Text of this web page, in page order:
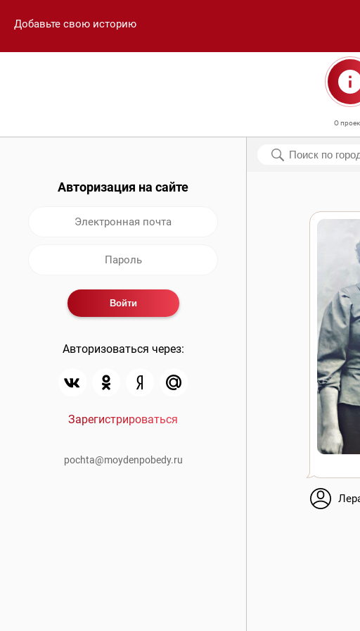
Добавьте свою историю
О
Авторизация на сайте
Авторизоваться через:
Зарегистрироваться
pochta@moydenpobedy.ru